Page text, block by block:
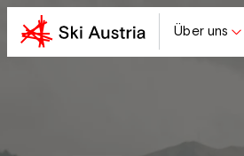
Über uns